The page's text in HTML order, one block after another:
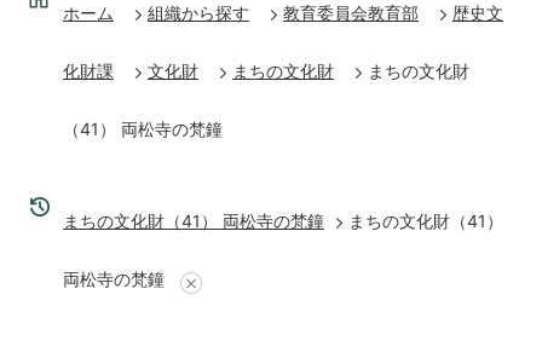
ホーム 組織から探す 教育委員会教育部 歴史文
化財課 文化財 まちの文化財 まちの文化財
（41） 両松寺の梵鐘
まちの文化財（41） 両松寺の梵鐘 まちの文化財（41）
両松寺の梵鐘